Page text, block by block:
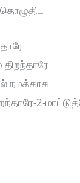
நமக்காக
2-